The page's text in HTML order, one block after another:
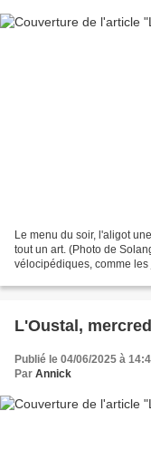
Le menu du soir, l'aligot
tout un art. (Photo de
vélocipédiques, comme
L'Oustal,
Publié le 04/06/2025 à
Par Annick